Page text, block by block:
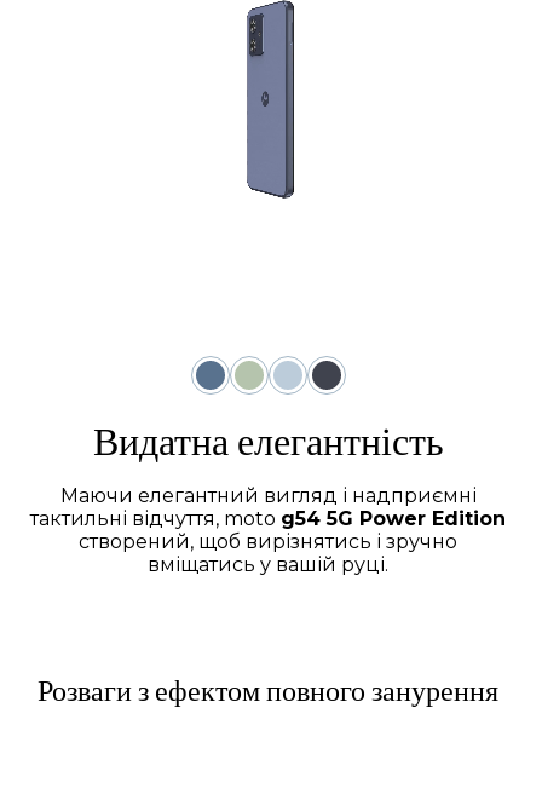
Видатна елегантність
Маючи елегантний вигляд і надприємні
тактильні відчуття, moto g54 5G Power Edition
створений, щоб вирізнятись і зручно
вміщатись у вашій руці.
Розваги з ефектом повного занурення